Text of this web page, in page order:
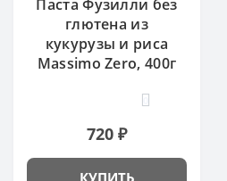
Паста Фузилли без
глютена из
кукурузы и риса
Massimo Zero, 400г
720 ₽
КУПИТЬ